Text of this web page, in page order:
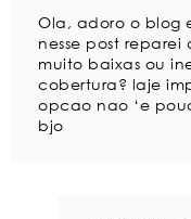
Ola, adoro o blog
nesse post
muito baixas ou
cobertura? laje
opcao nao ‘e
bjo